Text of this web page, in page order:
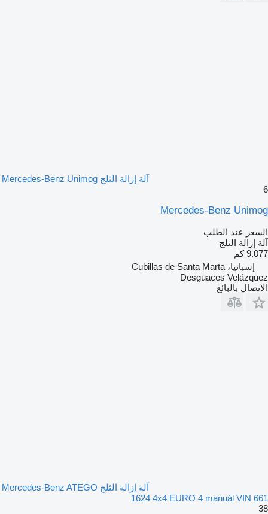
آلة إزالة الثلج Mercedes-Benz Unimog
6
Mercedes-Benz Unimog
السعر عند الطلب
آلة إزالة الثلج
9.077 كم
إسبانيا، Cubillas de Santa Marta
Desguaces Velázquez
الاتصال بالبائع
آلة إزالة الثلج Mercedes-Benz ATEGO
1624 4x4 EURO 4 manuál VIN 661
38